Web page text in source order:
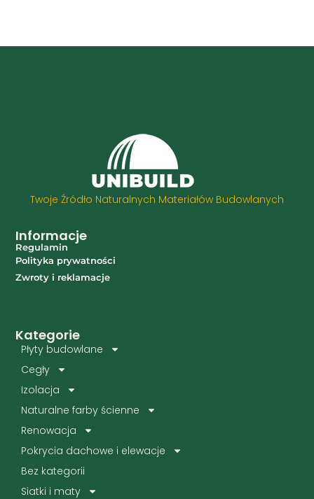
Twoje Źródło Naturalnych Materiałów Budowlanych
Kategorie
Płyty budowlane
Cegły
Izolacja
Naturalne farby ścienne
Renowacja
Pokrycia dachowe i elewacje
Bez kategorii
Siatki i maty
Informacje
Regulamin
Polityka prywatności
Zwroty i reklamacje